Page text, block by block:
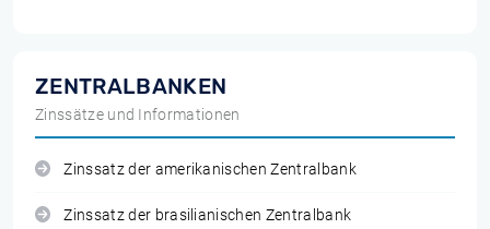
ZENTRALBANKEN
Zinssätze und Informationen
Zinssatz der amerikanischen Zentralbank
Zinssatz der brasilianischen Zentralbank